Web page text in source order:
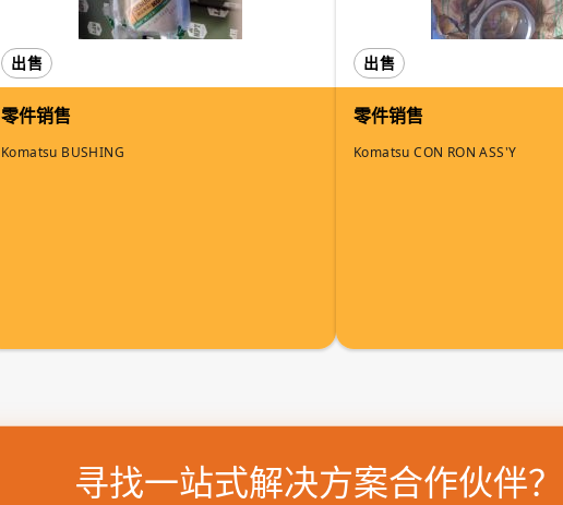
出售
零件销售
Komatsu BUSHING
出售
零件销售
Komatsu CON RON ASS'Y
寻找一站式解决方案合作伙伴？